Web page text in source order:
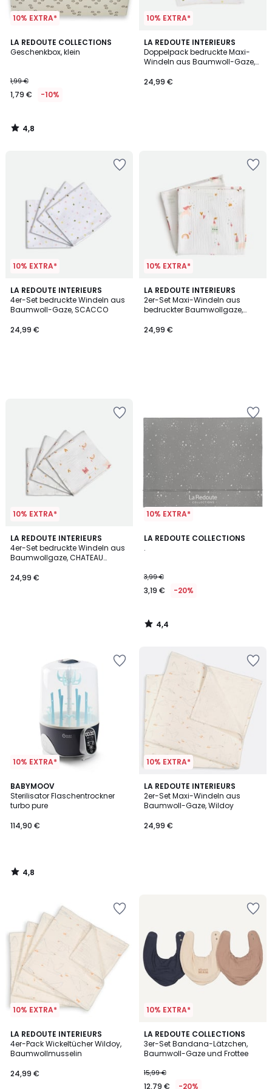
10% EXTRA*
LA REDOUTE COLLECTIONS
Geschenkbox, klein
1,99 €
1,79 € -10%
4,8
/ 5
4,8
/
10% EXTRA*
LA REDOUTE INTERIEURS
Doppelpack bedruckte Maxi-
Windeln aus Baumwoll-Gaze,
24,99 €
10% EXTRA*
LA REDOUTE INTERIEURS
4er-Set bedruckte Windeln aus
Baumwoll-Gaze, SCACCO
24,99 €
10% EXTRA*
LA REDOUTE INTERIEURS
2er-Set Maxi-Windeln aus
bedruckter Baumwollgaze,
24,99 €
10% EXTRA*
LA REDOUTE INTERIEURS
4er-Set bedruckte Windeln aus
Baumwollgaze, CHATEAU
24,99 €
10% EXTRA*
LA REDOUTE COLLECTIONS
.
3,99 €
3,19 € -20%
4,4
4,4
/
10% EXTRA*
BABYMOOV
Sterilisator Flaschentrockner
turbo pure
114,90 €
4,8
/ 5
4,8
/
10% EXTRA*
LA REDOUTE INTERIEURS
2er-Set Maxi-Windeln aus
Baumwoll-Gaze, Wildoy
24,99 €
10% EXTRA*
LA REDOUTE INTERIEURS
4er-Pack Wickeltücher Wildoy,
Baumwollmusselin
24,99 €
5
/
5
10% EXTRA*
LA REDOUTE COLLECTIONS
3er-Set Bandana-Lätzchen,
Baumwoll-Gaze und Frottee
15,99 €
12,79 € -20%
5
/
5